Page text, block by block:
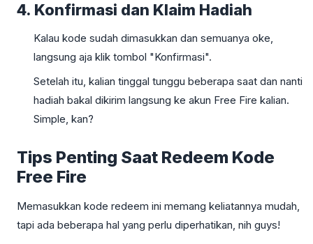
4. Konfirmasi dan Klaim Hadiah
Kalau kode sudah dimasukkan dan semuanya oke,
langsung aja klik tombol "Konfirmasi".
Setelah itu, kalian tinggal tunggu beberapa saat dan nanti
hadiah bakal dikirim langsung ke akun Free Fire kalian.
Simple, kan?
Tips Penting Saat Redeem Kode
Free Fire
Memasukkan kode redeem ini memang keliatannya mudah,
tapi ada beberapa hal yang perlu diperhatikan, nih guys!